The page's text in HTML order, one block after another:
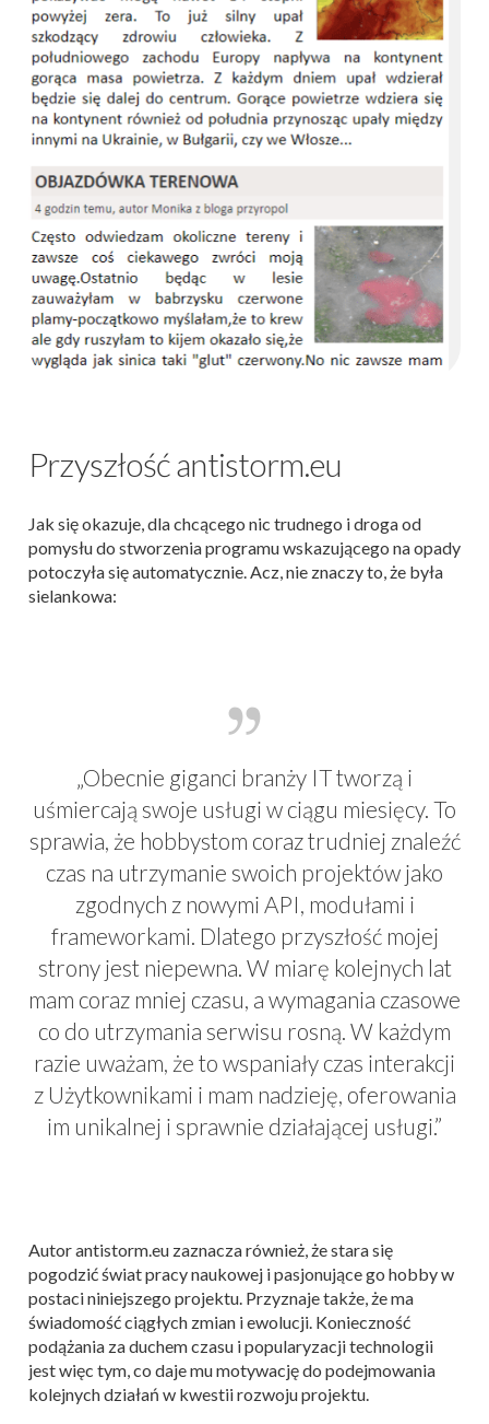
Przyszłość antistorm.eu
Jak się okazuje, dla chcącego nic trudnego i droga od
pomysłu do stworzenia programu wskazującego na opady
potoczyła się automatycznie. Acz, nie znaczy to, że była
sielankowa:
„Obecnie giganci branży IT tworzą i
uśmiercają swoje usługi w ciągu miesięcy. To
sprawia, że hobbystom coraz trudniej znaleźć
czas na utrzymanie swoich projektów jako
zgodnych z nowymi API, modułami i
frameworkami. Dlatego przyszłość mojej
strony jest niepewna. W miarę kolejnych lat
mam coraz mniej czasu, a wymagania czasowe
co do utrzymania serwisu rosną. W każdym
razie uważam, że to wspaniały czas interakcji
z Użytkownikami i mam nadzieję, oferowania
im unikalnej i sprawnie działającej usługi.”
Autor antistorm.eu zaznacza również, że stara się
pogodzić świat pracy naukowej i pasjonujące go hobby w
postaci niniejszego projektu. Przyznaje także, że ma
świadomość ciągłych zmian i ewolucji. Konieczność
podążania za duchem czasu i popularyzacji technologii
jest więc tym, co daje mu motywację do podejmowania
kolejnych działań w kwestii rozwoju projektu.